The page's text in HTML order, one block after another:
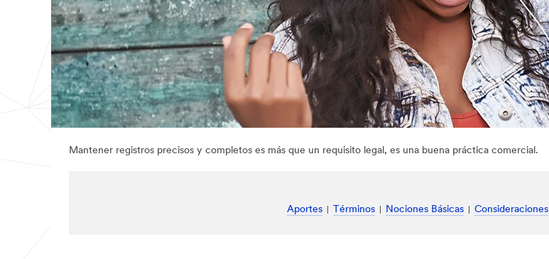
Mantener registros precisos y completos es más que un requisito legal, es una buena práctica comercial.
Aportes Términos Nociones Básicas Consideraciones